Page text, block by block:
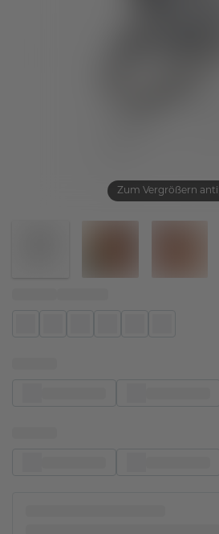
Zum Vergrößern